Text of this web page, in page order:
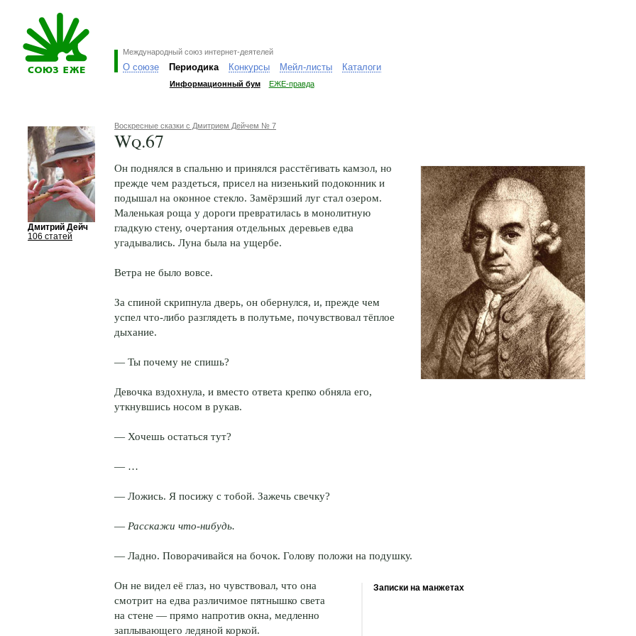
Международный союз интернет-деятелей
О союзе Периодика Конкурсы Мейл-листы Каталоги
Информационный бум ЕЖЕ-правда
Дмитрий Дейч
106 статей
Воскресные сказки с Дмитрием Дейчем № 7
Wq.67
Он поднялся в спальню и принялся расстёгивать камзол, но
прежде чем раздеться, присел на низенький подоконник и
подышал на оконное стекло. Замёрзший луг стал озером.
Маленькая роща у дороги превратилась в монолитную
гладкую стену, очертания отдельных деревьев едва
угадывались. Луна была на ущербе.
Ветра не было вовсе.
За спиной скрипнула дверь, он обернулся, и, прежде чем
успел что-либо разглядеть в полутьме, почувствовал тёплое
дыхание.
— Ты почему не спишь?
Девочка вздохнула, и вместо ответа крепко обняла его,
уткнувшись носом в рукав.
— Хочешь остаться тут?
— …
— Ложись. Я посижу с тобой. Зажечь свечку?
— Расскажи что-нибудь.
— Ладно. Поворачивайся на бочок. Голову положи на подушку.
Записки на манжетах
Он не видел её глаз, но чувствовал, что она
смотрит на едва различимое пятнышко света
на стене — прямо напротив окна, медленно
заплывающего ледяной коркой.